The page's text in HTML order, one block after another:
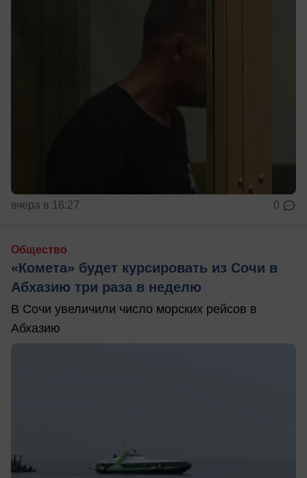
вчера в 16:27 0
Общество
«Комета» будет курсировать из Сочи в
Абхазию три раза в неделю
В Сочи увеличили число морских рейсов в
Абхазию